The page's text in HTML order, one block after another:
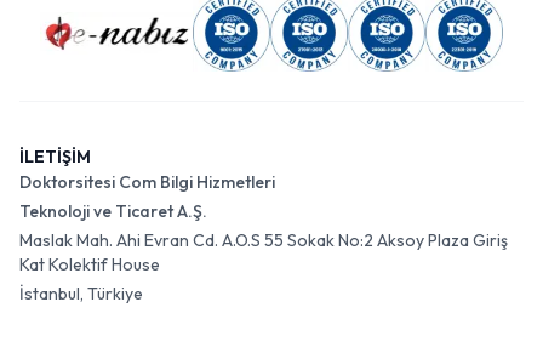
İLETİŞİM
Doktorsitesi Com Bilgi Hizmetleri
Teknoloji ve Ticaret A.Ş.
Maslak Mah. Ahi Evran Cd. A.O.S 55 Sokak No:2 Aksoy Plaza Giriş
Kat Kolektif House
İstanbul, Türkiye